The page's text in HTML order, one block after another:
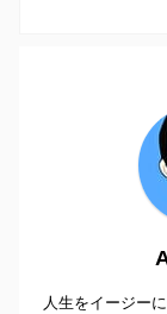
人生をイージー